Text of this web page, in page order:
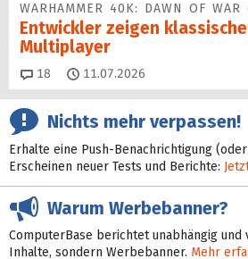
WARHAMMER 40K: DAWN OF WAR
Entwickler zeigen
Multiplayer
18 Kommentare
11.07.2026
Nichts mehr verpassen!
Erhalte eine Push-Benachrichtigung
Erscheinen neuer Tests und Berichte:
Warum Werbebanner?
ComputerBase berichtet unabhängig
Inhalte, sondern Werbebanner. Mehr